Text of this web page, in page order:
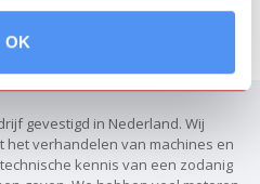
OK
gevestigd in Nederland. Wij
verhandelen van machines en
kennis van een zodanig